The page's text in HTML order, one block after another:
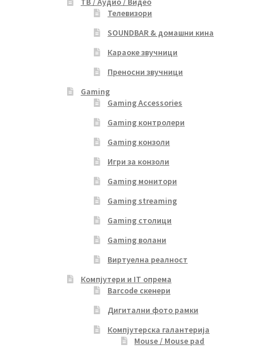
Телевизори
SOUNDBAR & домашни кина
Караоке звучници
Преносни звучници
Gaming
Gaming Accessories
Gaming контролери
Gaming конзоли
Игри за конзоли
Gaming монитори
Gaming streaming
Gaming столици
Gaming волани
Виртуелна реалност
Компјутери и IT опрема
Barcode скенери
Дигитални фото рамки
Компјутерска галантерија
Mouse / Mouse pad